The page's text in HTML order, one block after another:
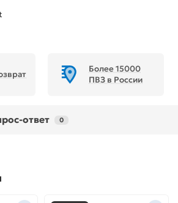
Более 15000
ПВЗ в России
ответ 0